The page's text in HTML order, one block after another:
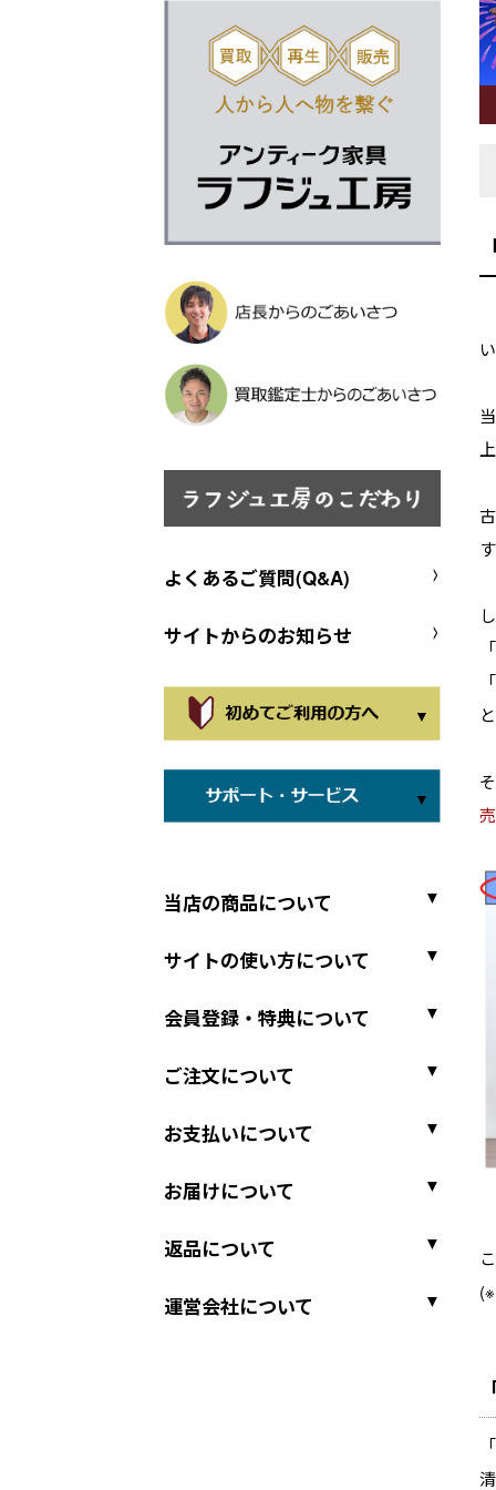
よくあるご質問(Q&A)
サイトからのお知らせ
当店の商品について
サイトの使い方について
会員登録・特典について
ご注文について
お支払いについて
お届けについて
返品について
運営会社について
す